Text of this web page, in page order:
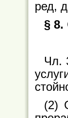
ред,
§ 8.
Чл.
(2)